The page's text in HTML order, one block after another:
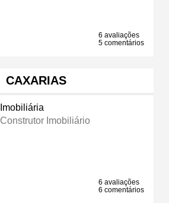
6 avaliações
5 comentários
CAXARIAS
Imobiliária
Construtor Imobiliário
6 avaliações
6 comentários